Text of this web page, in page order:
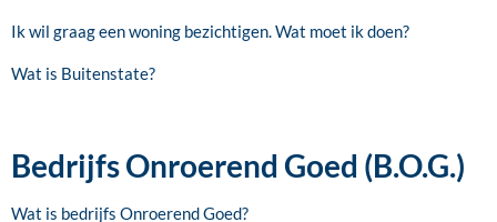
Ik wil graag een woning bezichtigen. Wat moet ik doen?
Wat is Buitenstate?
Bedrijfs Onroerend Goed (B.O.G.)
Wat is bedrijfs Onroerend Goed?